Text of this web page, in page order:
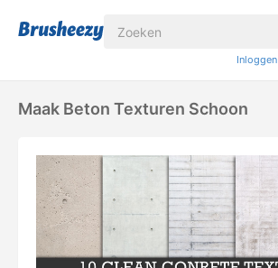
Inloggen
Maak Beton Texturen Schoon